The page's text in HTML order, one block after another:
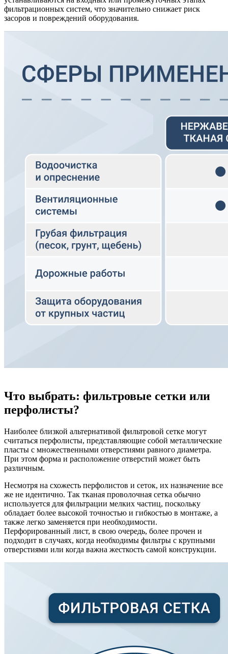
фильтрационных систем, что значительно снижает риск
засоров и повреждений оборудования.
Что выбрать: фильтровые сетки или
перфолисты?
Наиболее близкой альтернативой фильтровой сетке могут
считаться перфолисты, представляющие собой металлические
пласты с множественными отверстиями равного диаметра.
При этом форма и расположение отверстий может быть
различным.
Несмотря на схожесть перфолистов и сеток, их назначение все
же не идентично. Так тканая проволочная сетка обычно
используется для фильтрации мелких частиц, поскольку
обладает более высокой точностью и гибкостью в монтаже, а
также легко заменяется при необходимости.
Перфорированный лист, в свою очередь, более прочен и
подходит в случаях, когда необходимы фильтры с крупными
отверстиями или когда важна жесткость самой конструкции.